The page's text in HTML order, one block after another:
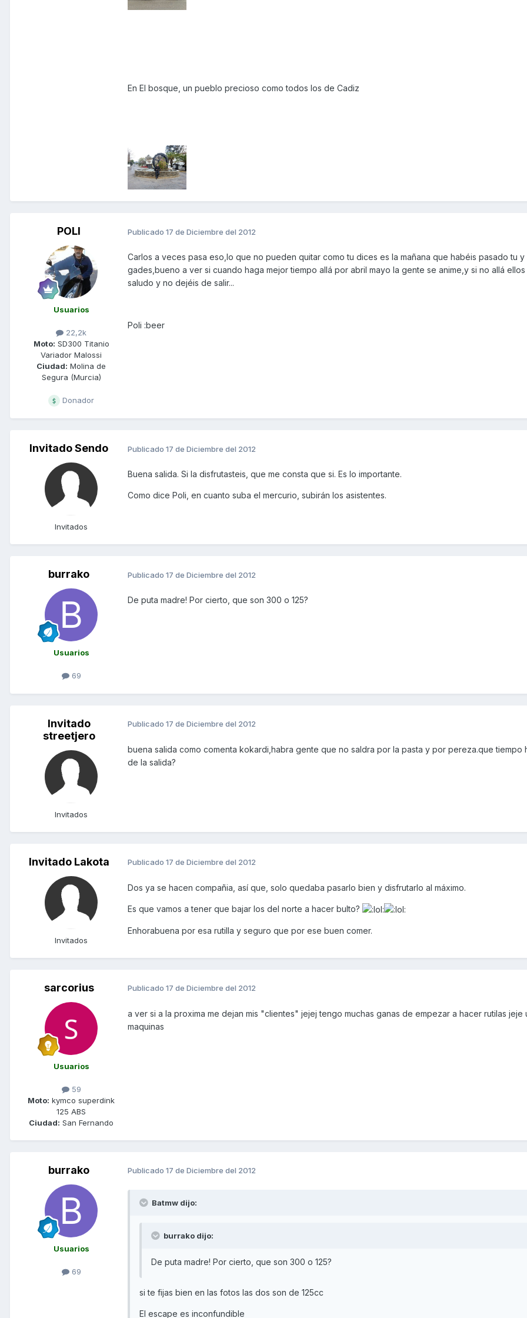
En El bosque, un pueblo precioso como todos los de Cadiz
POLI
Usuarios
22,2k
Moto: SD300 Titanio
Variador Malossi
Ciudad: Molina de
Segura (Murcia)
Donador
Publicado 17 de Diciembre del 2012
Carlos a veces pasa eso,lo que no pueden quitar como tu dices es la mañana que habéis pasado tu y
gades,bueno a ver si cuando haga mejor tiempo allá por abril mayo la gente se anime,y si no allá ellos
saludo y no dejéis de salir...
Poli :beer
Invitado Sendo
Invitados
Publicado 17 de Diciembre del 2012
Buena salida. Si la disfrutasteis, que me consta que si. Es lo importante.
Como dice Poli, en cuanto suba el mercurio, subirán los asistentes.
burrako
Usuarios
69
Publicado 17 de Diciembre del 2012
De puta madre! Por cierto, que son 300 o 125?
Invitado
streetjero
Invitados
Publicado 17 de Diciembre del 2012
buena salida como comenta kokardi,habra gente que no saldra por la pasta y por pereza.que tiempo
de la salida?
Invitado Lakota
Invitados
Publicado 17 de Diciembre del 2012
Dos ya se hacen compañia, así que, solo quedaba pasarlo bien y disfrutarlo al máximo.
Es que vamos a tener que bajar los del norte a hacer bulto?
Enhorabuena por esa rutilla y seguro que por ese buen comer.
sarcorius
Usuarios
59
Moto: kymco superdink
125 ABS
Ciudad: San Fernando
Publicado 17 de Diciembre del 2012
a ver si a la proxima me dejan mis "clientes" jejej tengo muchas ganas de empezar a hacer rutilas jeje
maquinas
burrako
Usuarios
69
Publicado 17 de Diciembre del 2012
Batmw dijo:
burrako dijo:
De puta madre! Por cierto, que son 300 o 125?
si te fijas bien en las fotos las dos son de 125cc
El escape es inconfundible